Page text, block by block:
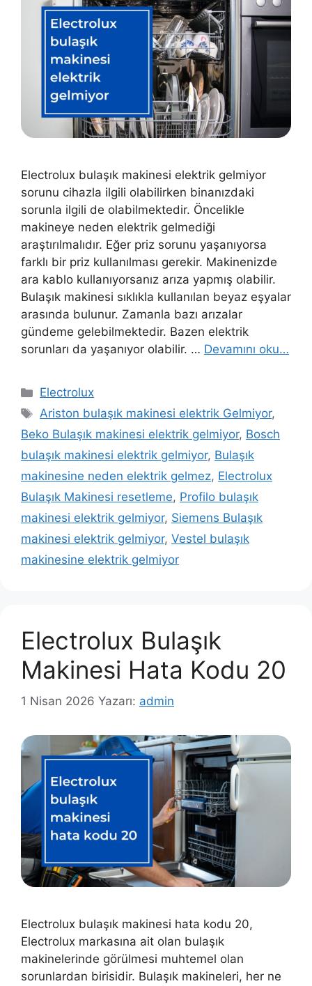
Electrolux bulaşık makinesi elektrik gelmiyor
sorunu cihazla ilgili olabilirken binanızdaki
sorunla ilgili de olabilmektedir. Öncelikle
makineye neden elektrik gelmediği
araştırılmalıdır. Eğer priz sorunu yaşanıyorsa
farklı bir priz kullanılması gerekir. Makinenizde
ara kablo kullanıyorsanız arıza yapmış olabilir.
Bulaşık makinesi sıklıkla kullanılan beyaz eşyalar
arasında bulunur. Zamanla bazı arızalar
gündeme gelebilmektedir. Bazen elektrik
sorunları da yaşanıyor olabilir. … Devamını oku…
Kategoriler
Electrolux
Etiketler
Ariston bulaşık makinesi elektrik Gelmiyor,
Beko Bulaşık makinesi elektrik gelmiyor, Bosch
bulaşık makinesi elektrik gelmiyor, Bulaşık
makinesine neden elektrik gelmez, Electrolux
Bulaşık Makinesi resetleme, Profilo bulaşık
makinesi elektrik gelmiyor, Siemens Bulaşık
makinesi elektrik gelmiyor, Vestel bulaşık
makinesine elektrik gelmiyor
Electrolux Bulaşık
Makinesi Hata Kodu 20
1 Nisan 2026 Yazarı: admin
Electrolux bulaşık makinesi hata kodu 20,
Electrolux markasına ait olan bulaşık
makinelerinde görülmesi muhtemel olan
sorunlardan birisidir. Bulaşık makineleri, her ne